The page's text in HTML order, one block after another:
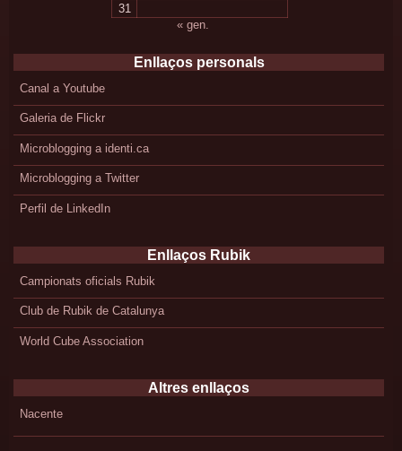
31
« gen.
Enllaços personals
Canal a Youtube
Galeria de Flickr
Microblogging a identi.ca
Microblogging a Twitter
Perfil de LinkedIn
Enllaços Rubik
Campionats oficials Rubik
Club de Rubik de Catalunya
World Cube Association
Altres enllaços
Nacente